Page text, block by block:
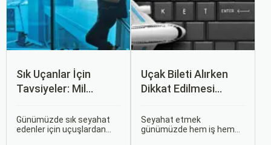
Sık Uçanlar İçin
Tavsiyeler: Mil
Günümüzde sık seyahat
edenler için uçuşlardan
Uçak Bileti Alırken
Dikkat Edilmesi
Nokta
Seyahat etmek
günümüzde hem iş hem